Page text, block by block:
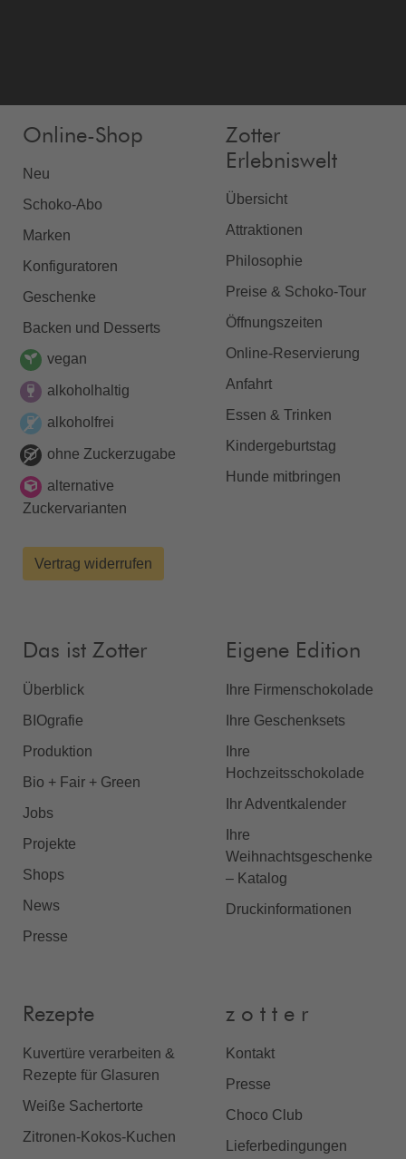
Online-Shop
Neu
Schoko-Abo
Marken
Konfiguratoren
Geschenke
Backen und Desserts
vegan
alkoholhaltig
alkoholfrei
ohne Zuckerzugabe
alternative
Zuckervarianten
Vertrag widerrufen
Zotter
Erlebniswelt
Übersicht
Attraktionen
Philosophie
Preise & Schoko-Tour
Öffnungszeiten
Online-Reservierung
Anfahrt
Essen & Trinken
Kindergeburtstag
Hunde mitbringen
Das ist Zotter
Überblick
BIOgrafie
Produktion
Bio + Fair + Green
Jobs
Projekte
Shops
News
Presse
Eigene Edition
Ihre Firmenschokolade
Ihre Geschenksets
Ihre
Hochzeitsschokolade
Ihr Adventkalender
Ihre
Weihnachtsgeschenke
– Katalog
Druckinformationen
Rezepte
Kuvertüre verarbeiten &
Rezepte für Glasuren
Weiße Sachertorte
Zitronen-Kokos-Kuchen
z o t t e r
Kontakt
Presse
Choco Club
Lieferbedingungen